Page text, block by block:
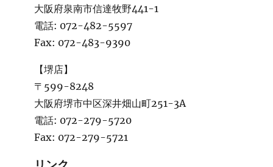
大阪府泉南市信達牧野441-1
電話: 072-482-5597
Fax: 072-483-9390
【堺店】
〒599-8248
大阪府堺市中区深井畑山町251-3A
電話: 072-279-5720
Fax: 072-279-5721